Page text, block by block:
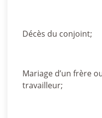
Décès du conjoint;
Mariage d’un frère
travailleur;